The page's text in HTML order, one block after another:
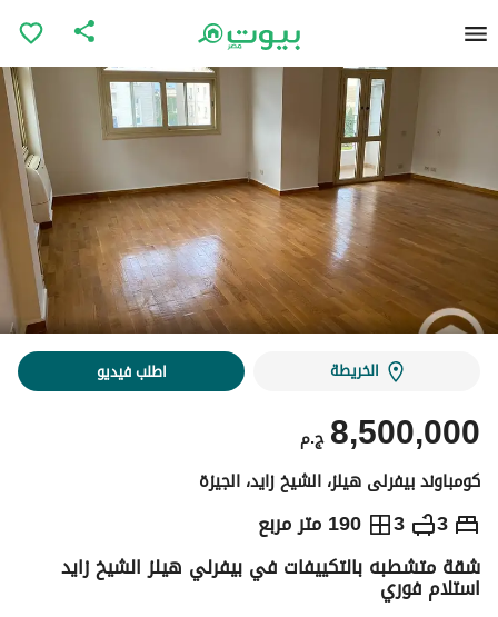
الخريطة اطلب فيديو
ج.م 8,500,000
كومباوند بيفرلى هيلز، الشيخ زايد، الجيزة
3
3 190 متر مربع ج.م 8,500,000
التفاصيل الاتجاهات والمؤشرات رهن عقاري
شقة متشطبه بالتكييفات في بيفرلي هيلز الشيخ زايد
استلام فوري